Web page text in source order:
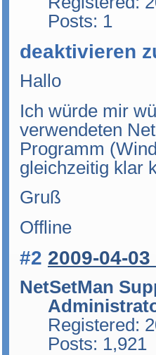
Posts: 1
deaktivieren
Hallo
Ich würde mir
verwendeten
Programm
gleichzeitig klar
Gruß
Offline
#2 2009-04-03
NetSetMan
Registered:
Posts: 1,921